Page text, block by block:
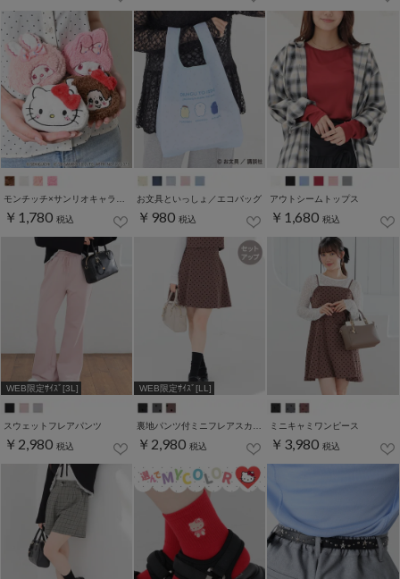
モンチッチ×サンリオキャラクターズ／ポーチ
￥1,780 税込
お文具といっしょ／エコバッグ
￥980 税込
アウトシームトップス
￥1,680 税込
WEB限定ｻｲｽﾞ[3L]
スウェットフレアパンツ
￥2,980 税込
WEB限定ｻｲｽﾞ[LL]
￥2,980 税込
ミニキャミワンピース
￥3,980 税込